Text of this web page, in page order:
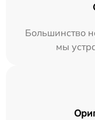
Большинство
мы